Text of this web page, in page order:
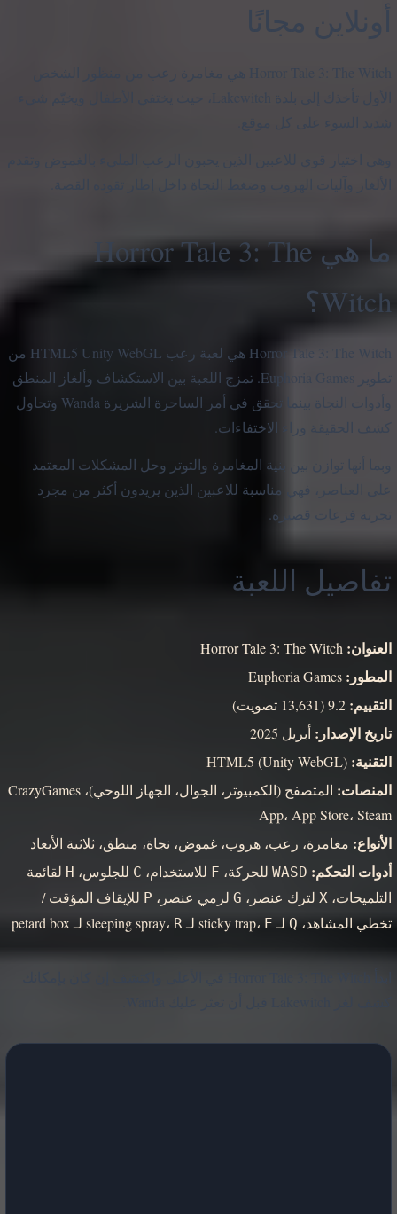
أونلاين مجانًا
Horror Tale 3: The Witch هي مغامرة رعب من منظور الشخص
ما هي Horror Tale 3: The
Witch؟
Horror Tale 3: The Witch هي لعبة رعب HTML5 Unity WebGL من
تطوير Euphoria Games. تمزج اللعبة بين الاستكشاف وألغاز المنطق
وأدوات النجاة بينما تحقق في أمر الساحرة الشريرة Wanda وتحاول
كشف الحقيقة وراء الاختفاءات.
وبما أنها توازن بين بنية المغامرة والتوتر وحل المشكلات المعتمد
على العناصر، فهي مناسبة للاعبين الذين يريدون أكثر من مجرد
تجربة فزعات قصيرة.
تفاصيل اللعبة
العنوان:
المطور:
التقييم:
تاريخ الإصدار: أبريل 2025
التقنية:
المنصات:
المتصفح (الكمبيوتر، الجوال، الجهاز اللوحي)، CrazyGames
App، App Store، Steam
الأنواع: مغامرة، رعب، هروب، غموض، نجاة، منطق، ثلاثية الأبعاد
أدوات التحكم: WASD للحركة، F للاستخدام، C للجلوس، H لقائمة
التلميحات، X لترك عنصر، G لرمي عنصر، P للإيقاف المؤقت /
تخطي المشاهد، Q لـ sticky trap، E لـ sleeping spray،R لـ petard box